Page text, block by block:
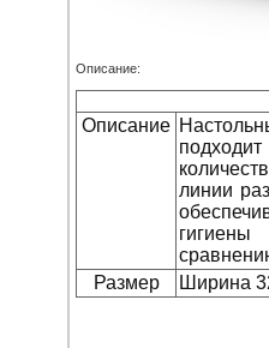
Описание:
Описание
линии
Размер
Ширина